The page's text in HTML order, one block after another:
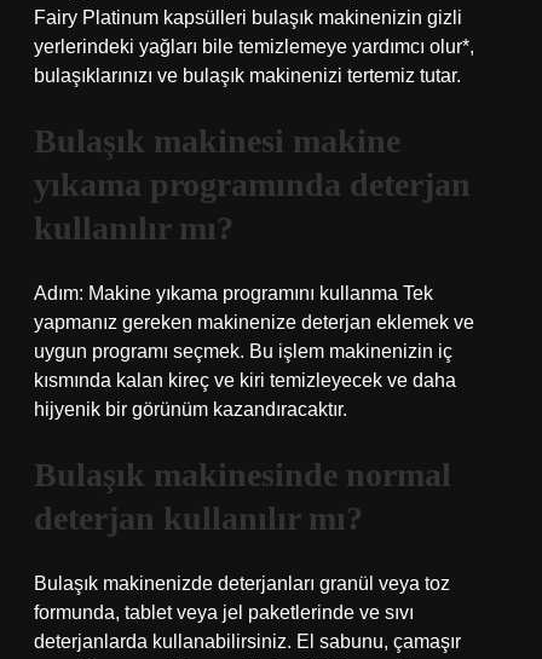
Fairy Platinum kapsülleri bulaşık makinenizin gizli
yerlerindeki yağları bile temizlemeye yardımcı olur*,
bulaşıklarınızı ve bulaşık makinenizi tertemiz tutar.
Bulaşık makinesi makine
yıkama programında deterjan
kullanılır mı?
Adım: Makine yıkama programını kullanma Tek
yapmanız gereken makinenize deterjan eklemek ve
uygun programı seçmek. Bu işlem makinenizin iç
kısmında kalan kireç ve kiri temizleyecek ve daha
hijyenik bir görünüm kazandıracaktır.
Bulaşık makinesinde normal
deterjan kullanılır mı?
Bulaşık makinenizde deterjanları granül veya toz
formunda, tablet veya jel paketlerinde ve sıvı
deterjanlarda kullanabilirsiniz. El sabunu, çamaşır